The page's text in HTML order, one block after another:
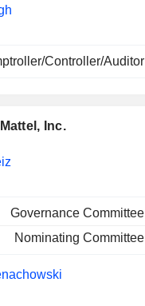
Controller/Auditor
Inc.
Governance Committee
Nominating Committee